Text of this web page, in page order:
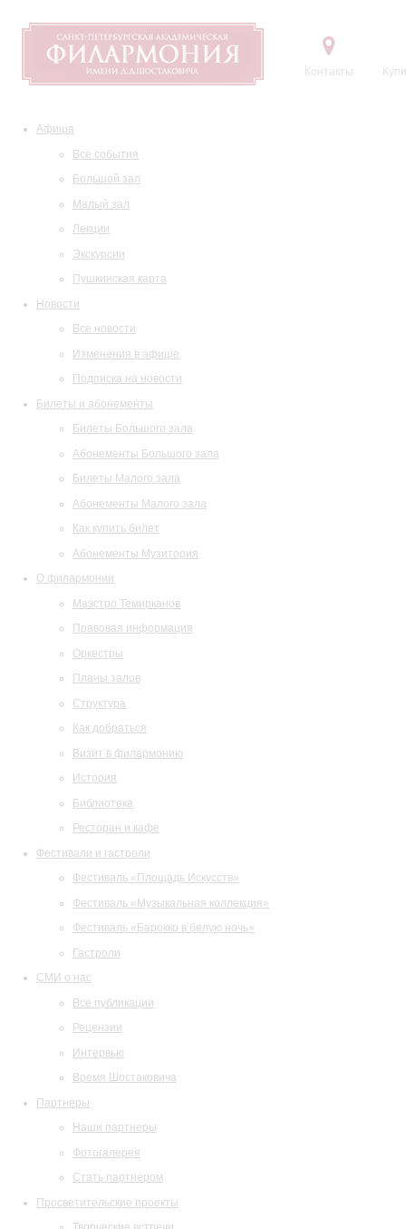
Контакты
Афиша
Все события
Большой зал
Малый зал
Лекции
Экскурсии
Пушкинская карта
Новости
Все новости
Изменения в афише
Подписка на новости
Билеты и абонементы
Билеты Большого зала
Абонементы Большого зала
Билеты Малого зала
Абонементы Малого зала
Как купить билет
Абонементы Музитория
О филармонии
Маэстро Темирканов
Правовая информация
Оркестры
Планы залов
Структура
Как добраться
Визит в филармонию
История
Библиотека
Ресторан и кафе
Фестивали и гастроли
Фестиваль «Площадь Искусств»
Фестиваль «Музыкальная коллекция»
Фестиваль «Барокко в белую ночь»
Гастроли
СМИ о нас
Все публикации
Рецензии
Интервью
Время Шостаковича
Партнеры
Наши партнеры
Фотогалерея
Стать партнером
Просветительские проекты